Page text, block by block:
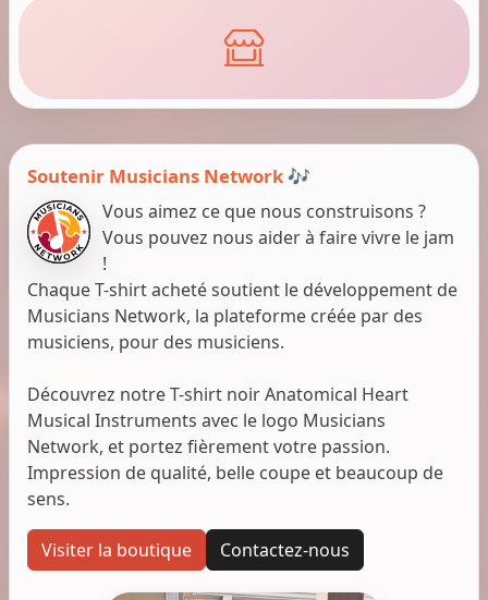
Soutenir Musicians Network 🎶
Vous aimez ce que nous construisons ?
Vous pouvez nous aider à faire vivre le jam
!
Chaque T-shirt acheté soutient le développement de
Musicians Network, la plateforme créée par des
musiciens, pour des musiciens.
Découvrez notre T-shirt noir Anatomical Heart
Musical Instruments avec le logo Musicians
Network, et portez fièrement votre passion.
Impression de qualité, belle coupe et beaucoup de
sens.
Visiter la boutique Contactez-nous